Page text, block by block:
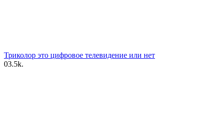
Триколор это цифровое телевидение или нет
03.5k.